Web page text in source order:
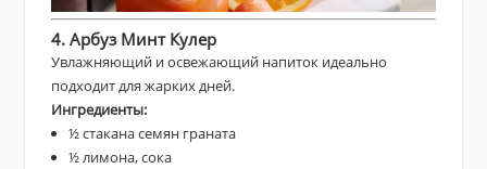
4. Арбуз Минт Кулер
Увлажняющий и освежающий напиток идеально
подходит для жарких дней.
Ингредиенты:
½ стакана семян граната
½ лимона, сока